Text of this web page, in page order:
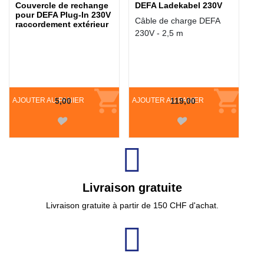
Couvercle de rechange
pour DEFA Plug-In 230V
raccordement extérieur
AJOUTER AU PANIER
5,00
DEFA Ladekabel 230V
Câble de charge DEFA
230V - 2,5 m
AJOUTER AU PANIER
119,00
Livraison gratuite
Livraison gratuite à partir de 150 CHF d'achat.